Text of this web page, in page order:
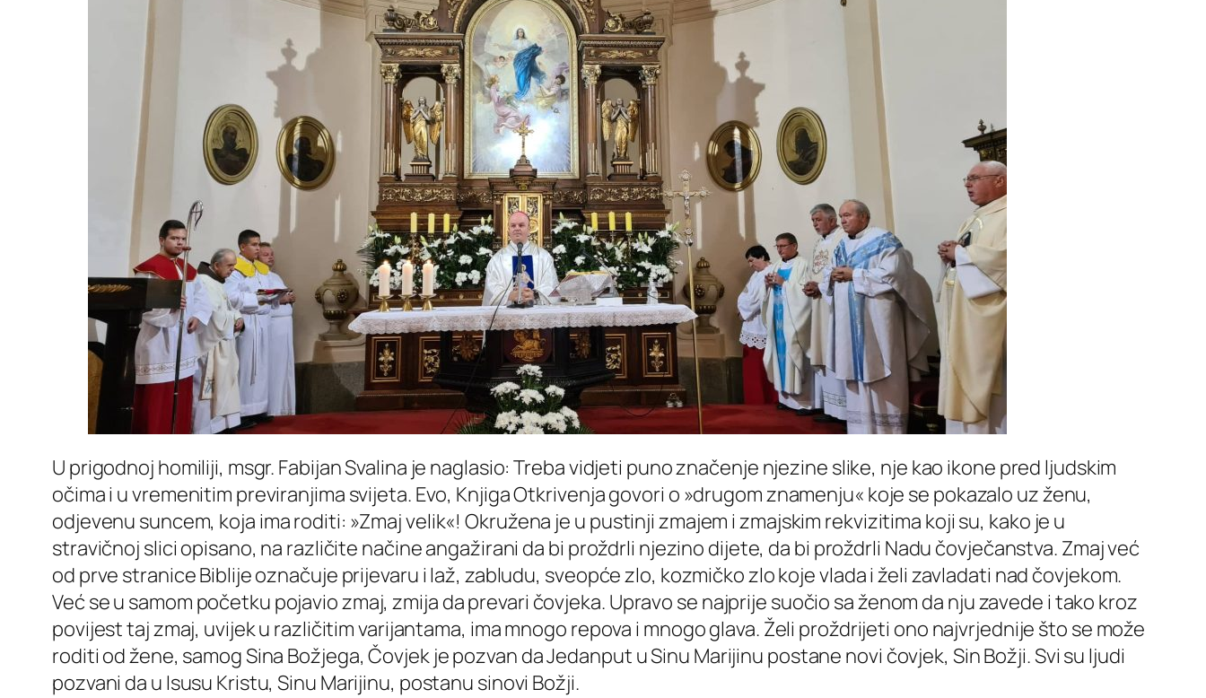
U prigodnoj homiliji, msgr. Fabijan Svalina je naglasio:Treba vidjeti puno značenje njezine slike, nje kao ikone pred ljudskim
očima i u vremenitim previranjima svijeta. Evo, Knjiga Otkrivenja govori o »drugom znamenju« koje se pokazalo uz ženu,
odjevenu suncem, koja ima roditi: »Zmaj velik«! Okružena je u pustinji zmajem i zmajskim rekvizitima koji su, kako je u
stravičnoj slici opisano, na različite načine angažirani da bi proždrli njezino dijete, da bi proždrli Nadu čovječanstva. Zmaj već
od prve stranice Biblije označuje prijevaru i laž, zabludu, sveopće zlo, kozmičko zlo koje vlada i želi zavladati nad čovjekom.
Već se u samom početku pojavio zmaj, zmija da prevari čovjeka. Upravo se najprije suočio sa ženom da nju zavede i tako kroz
povijest taj zmaj, uvijek u različitim varijantama, ima mnogo repova i mnogo glava. Želi proždrijeti ono najvrjednije što se može
roditi od žene, samog Sina Božjega, Čovjek je pozvan da Jedanput u Sinu Marijinu postane novi čovjek, Sin Božji. Svi su ljudi
pozvani da u Isusu Kristu, Sinu Marijinu, postanu sinovi Božji.